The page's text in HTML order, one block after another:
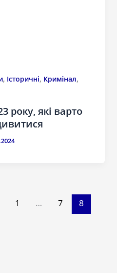
, Історичні, Кримінал,
року, які варто
1 … 7 8